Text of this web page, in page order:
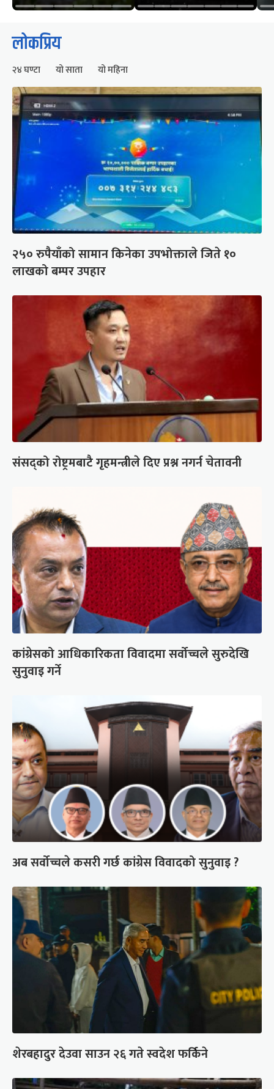
लोकप्रिय
२४ घण्टा यो साता यो महिना
२५० रुपैयाँको सामान किनेका उपभोक्ताले जिते १०
लाखको बम्पर उपहार
संसद्को रोष्ट्रमबाटै गृहमन्त्रीले दिए प्रश्न नगर्न चेतावनी
कांग्रेसको आधिकारिकता विवादमा सर्वोच्चले सुरुदेखि
सुनुवाइ गर्ने
अब सर्वोच्चले कसरी गर्छ कांग्रेस विवादको सुनुवाइ ?
शेरबहादुर देउवा साउन २६ गते स्वदेश फर्किने